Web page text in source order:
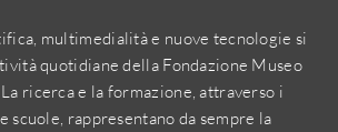
multimedialità e nuove tecnologie si
quotidiane della Fondazione Museo
ricerca e la formazione, attraverso i
rappresentano da sempre la